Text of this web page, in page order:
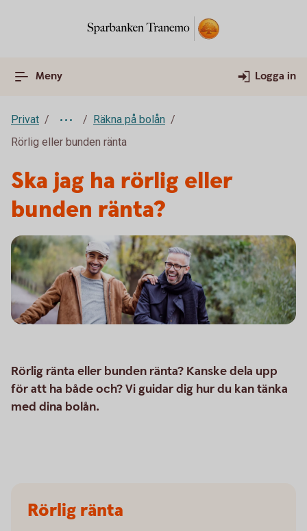
Meny Logga in
Privat
Räkna på bolån
Rörlig eller bunden ränta
Ska jag ha rörlig eller
bunden ränta?
Rörlig ränta eller bunden ränta? Kanske dela upp
för att ha både och? Vi guidar dig hur du kan tänka
med dina bolån.
Rörlig ränta